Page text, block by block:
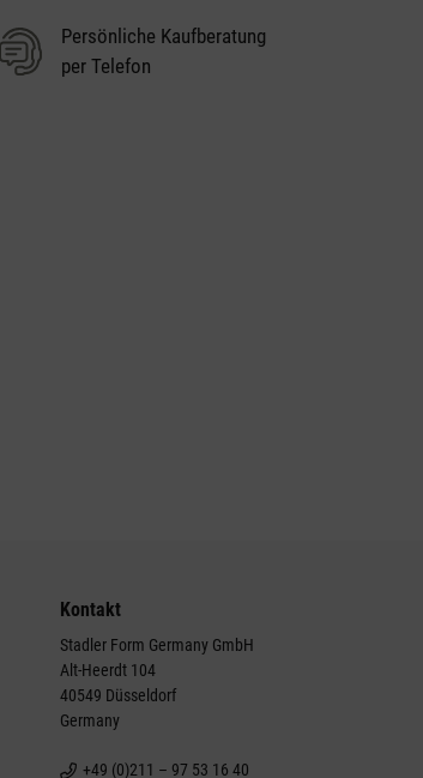
Persönliche Kaufberatung
per Telefon
Kontakt
Stadler Form Germany GmbH
Alt-Heerdt 104
40549 Düsseldorf
Germany
+49 (0)211 – 97 53 16 40